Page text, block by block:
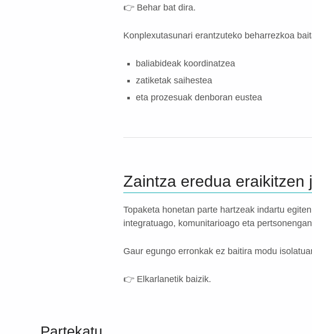
👉 Behar bat dira.
Konplexutasunari erantzuteko beharrezkoa
baliabideak koordinatzea
zatiketak saihestea
eta prozesuak denboran eustea
Zaintza eredua eraikitzen
Topaketa honetan parte hartzeak indartu
integratuago, komunitarioago eta
Gaur egungo erronkak ez baitira modu
👉 Elkarlanetik baizik.